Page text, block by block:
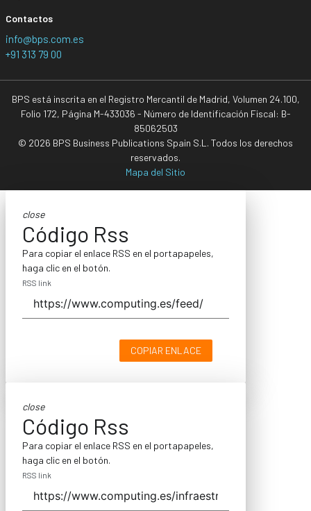
Contactos
info@bps.com.es
+91 313 79 00
BPS está inscrita en el Registro Mercantil de Madrid, Volumen 24.100,
Folio 172, Página M-433036 - Número de Identificación Fiscal: B-
85062503
© 2026 BPS Business Publications Spain S.L. Todos los derechos
reservados.
Mapa del Sitio
close
Código Rss
Para copiar el enlace RSS en el portapapeles,
haga clic en el botón.
RSS link
COPIAR ENLACE
close
Código Rss
Para copiar el enlace RSS en el portapapeles,
haga clic en el botón.
RSS link